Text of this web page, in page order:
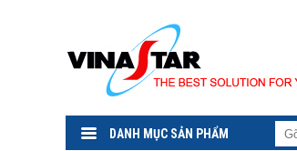
DANH MỤC SẢN PHẨM